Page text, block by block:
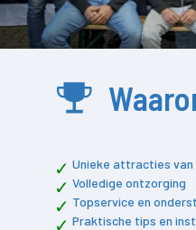
Unieke attracties
Volledige ontzorging
Topservice en
Praktische tips en